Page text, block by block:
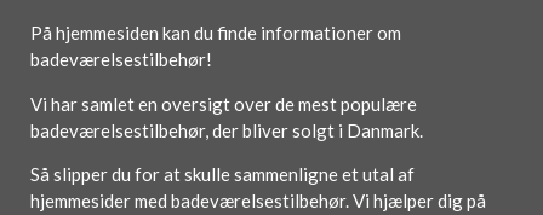
På hjemmesiden kan du finde informationer om
badeværelsestilbehør!
Vi har samlet en oversigt over de mest populære
badeværelsestilbehør, der bliver solgt i Danmark.
Så slipper du for at skulle sammenligne et utal af
hjemmesider med badeværelsestilbehør. Vi hjælper dig på